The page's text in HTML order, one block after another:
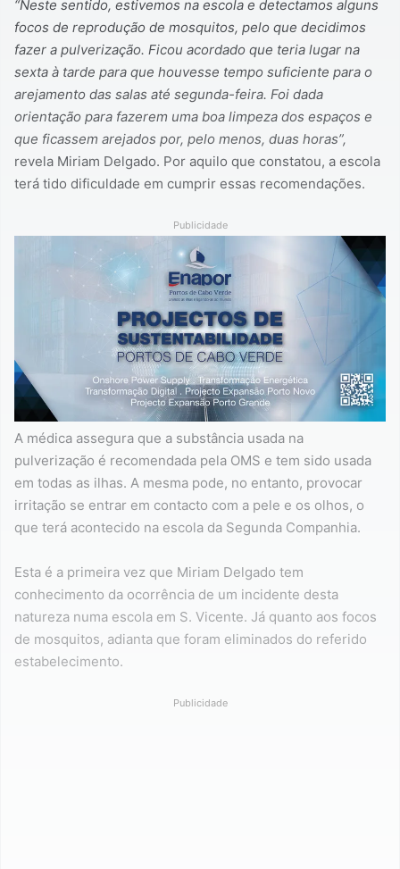
“Neste sentido, estivemos na escola e detectamos alguns
focos de reprodução de mosquitos, pelo que decidimos
fazer a pulverização. Ficou acordado que teria lugar na
sexta à tarde para que houvesse tempo suficiente para o
arejamento das salas até segunda-feira. Foi dada
orientação para fazerem uma boa limpeza dos espaços e
que ficassem arejados por, pelo menos, duas horas”,
revela Miriam Delgado. Por aquilo que constatou, a escola
terá tido dificuldade em cumprir essas recomendações.
Publicidade
A médica assegura que a substância usada na
pulverização é recomendada pela OMS e tem sido usada
em todas as ilhas. A mesma pode, no entanto, provocar
irritação se entrar em contacto com a pele e os olhos, o
que terá acontecido na escola da Segunda Companhia.
Esta é a primeira vez que Miriam Delgado tem
conhecimento da ocorrência de um incidente desta
natureza numa escola em S. Vicente. Já quanto aos focos
de mosquitos, adianta que foram eliminados do referido
estabelecimento.
Publicidade